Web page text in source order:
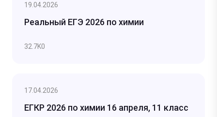
19.04.2026
Реальный ЕГЭ 2026 по химии
32.7K0
17.04.2026
ЕГКР 2026 по химии 16 апреля, 11 класс